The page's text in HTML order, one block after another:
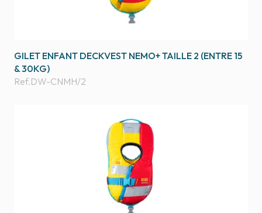
GILET ENFANT DECKVEST NEMO+ TAILLE 2 (ENTRE 15
& 30KG)
Ref.DW-CNMH/2